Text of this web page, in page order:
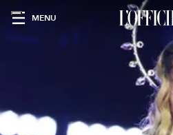
MENU